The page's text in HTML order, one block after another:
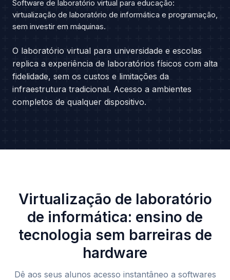
Software de laboratório virtual para educação:
virtualização de laboratório de informática e programação,
sem investir em máquinas.
O laboratório virtual para universidade e escolas
replica a experiência de laboratórios físicos com alta
fidelidade, sem os custos e limitações da
infraestrutura tradicional. Acesso a ambientes
completos de qualquer dispositivo.
Virtualização de laboratório
de informática: ensino de
tecnologia sem barreiras de
hardware
Dê aos seus alunos acesso instantâneo a softwares